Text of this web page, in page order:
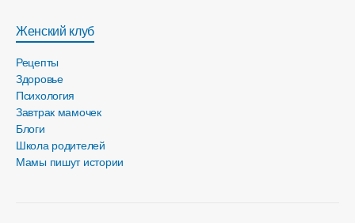
Женский клуб
Рецепты
Здоровье
Психология
Завтрак мамочек
Блоги
Школа родителей
Мамы пишут истории